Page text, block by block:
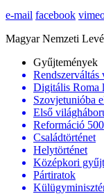
e-mail facebook
Magyar Nemzeti
Gyűjtemények
Rendszerváltás
Digitális Roma
Szovjetunióba
Első
Reformáció 500
Családtörténet
Helytörténet
Középkori
Pártiratok